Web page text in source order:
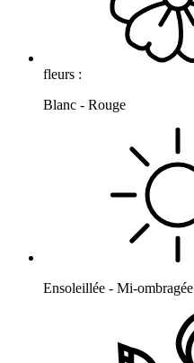
fleurs :
Blanc - Rouge
Ensoleillée - Mi-ombragée